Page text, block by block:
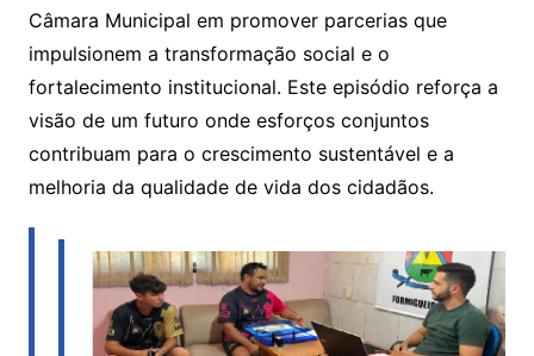
Câmara Municipal em promover parcerias que
impulsionem a transformação social e o
fortalecimento institucional. Este episódio reforça a
visão de um futuro onde esforços conjuntos
contribuam para o crescimento sustentável e a
melhoria da qualidade de vida dos cidadãos.